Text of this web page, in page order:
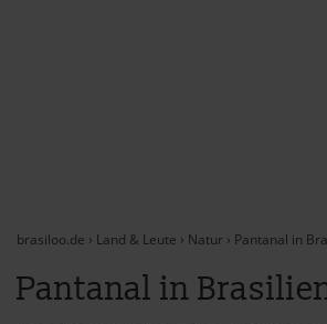
brasiloo.de › Land & Leute › Natur › Pantanal in
Pantanal in